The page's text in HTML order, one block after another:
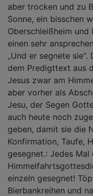
aber trocken und zu
Sonne, ein bisschen
Oberschleißheim
einen sehr
„Und er segnete
dem Predigttext aus
Jesus zwar am
aber vorher als
Jesu, der Segen
auch heute noch
geben, damit sie die
Konfirmation, Taufe,
gesegnet.: Jedes
einzeln gesegnet!
Bierbankreihen und